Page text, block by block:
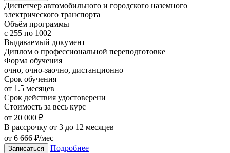
Диспетчер автомобильного и городского наземного
электрического транспорта
Объём программы
с 255 по 1002
Выдаваемый документ
Диплом о профессиональной переподготовке
Форма обучения
очно, очно-заочно, дистанционно
Срок обучения
от 1.5 месяцев
Срок действия удостоверени
Стоимость за весь курс
от 20 000 ₽
В рассрочку от 3 до 12 месяцев
от 6 666 ₽/мес
Записаться
Подробнее